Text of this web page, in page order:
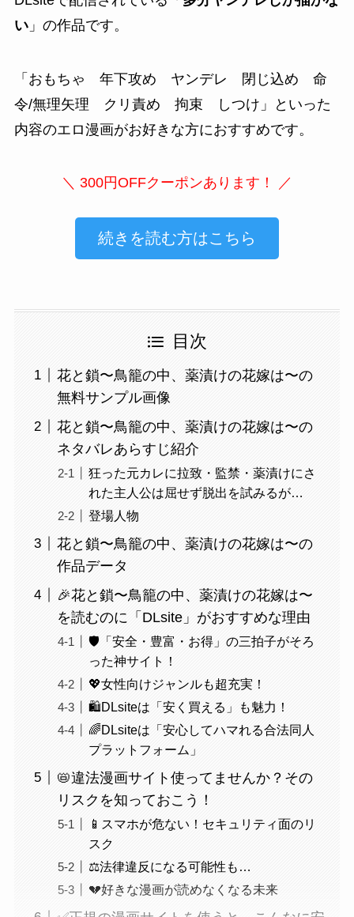
い」の作品です。
「 おもちゃ 年下攻め ヤンデレ 閉じ込め 命
令/無理矢理 クリ責め 拘束 しつけ 」といった
内容のエロ漫画がお好きな方におすすめです。
＼ 300円OFFクーポンあります！ ／
続きを読む方はこちら
目次
花と鎖〜鳥籠の中、薬漬けの花嫁は〜の
無料サンプル画像
花と鎖〜鳥籠の中、薬漬けの花嫁は〜の
ネタバレあらすじ紹介
狂った元カレに拉致・監禁・薬漬けにさ
れた主人公は屈せず脱出を試みるが…
登場人物
花と鎖〜鳥籠の中、薬漬けの花嫁は〜の
作品データ
🎉花と鎖〜鳥籠の中、薬漬けの花嫁は〜
を読むのに「DLsite」がおすすめな理由
🛡️「安全・豊富・お得」の三拍子がそろ
った神サイト！
💖女性向けジャンルも超充実！
🛍️DLsiteは「安く買える」も魅力！
🌈DLsiteは「安心してハマれる合法同人
プラットフォーム」
📛違法漫画サイト使ってませんか？その
リスクを知っておこう！
📱スマホが危ない！セキュリティ面のリ
スク
⚖️法律違反になる可能性も…
💔好きな漫画が読めなくなる未来